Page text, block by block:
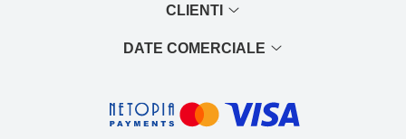
CLIENTI
DATE COMERCIALE